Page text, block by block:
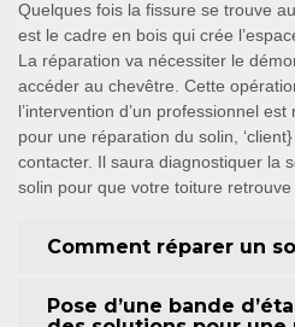
Quelques fois la fissure se trouve
est le cadre en bois qui crée
La réparation va nécessiter le
accéder au chevêtre. Cette
l’intervention d’un professionnel
pour une réparation du solin,
contacter. Il saura diagnostiquer la
solin pour que votre toiture retrouve
Comment réparer un
Pose d’une bande